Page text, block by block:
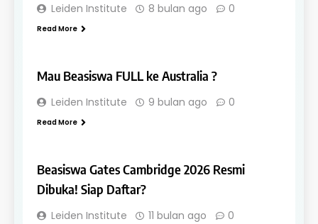
Leiden Institute 8 bulan ago 0
Read More
Mau Beasiswa FULL ke Australia ?
Leiden Institute 9 bulan ago 0
Read More
Beasiswa Gates Cambridge 2026 Resmi
Dibuka! Siap Daftar?
Leiden Institute 11 bulan ago 0